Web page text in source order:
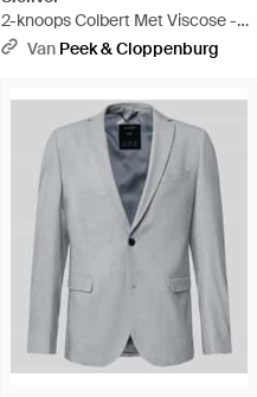
2-knoops Colbert Met Viscose -
Zwart
Van Peek & Cloppenburg